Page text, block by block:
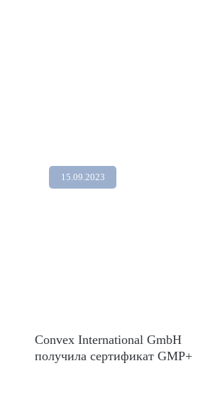
15.09.2023
Convex International GmbH
получила сертификат GMP+